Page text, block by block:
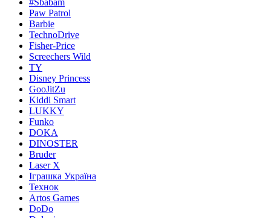
#Sbabam
Paw Patrol
Barbie
TechnoDrive
Fisher-Price
Screechers Wild
TY
Disney Princess
GooJitZu
Kiddi Smart
LUKKY
Funko
DOKA
DINOSTER
Bruder
Laser X
Іграшка Україна
Технок
Artos Games
DoDo